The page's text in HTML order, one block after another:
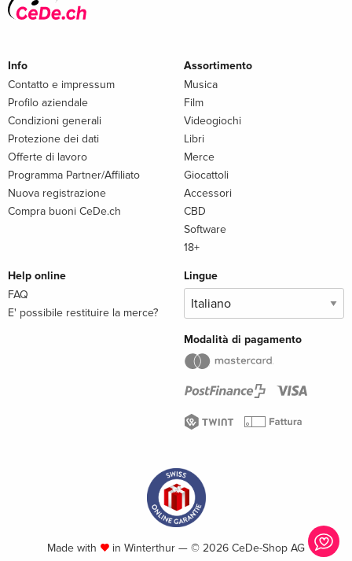
Info
Contatto e impressum
Profilo aziendale
Condizioni generali
Protezione dei dati
Offerte di lavoro
Programma Partner/Affiliato
Nuova registrazione
Compra buoni CeDe.ch
Assortimento
Musica
Film
Videogiochi
Libri
Merce
Giocattoli
Accessori
CBD
Software
18+
Help online
FAQ
E' possibile restituire la merce?
Lingue
Modalità di pagamento
Made with in Winterthur — © 2026 CeDe-Shop AG